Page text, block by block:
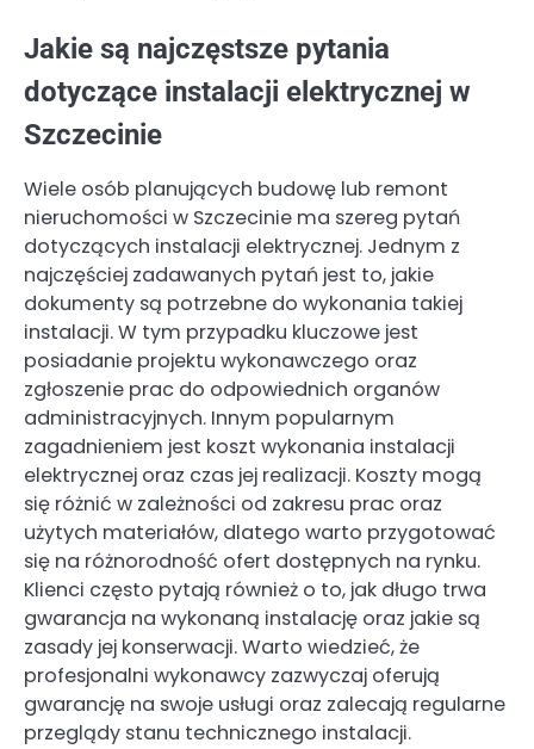
Jakie są najczęstsze pytania
dotyczące instalacji elektrycznej w
Szczecinie
Wiele osób planujących budowę lub remont
nieruchomości w Szczecinie ma szereg pytań
dotyczących instalacji elektrycznej. Jednym z
najczęściej zadawanych pytań jest to, jakie
dokumenty są potrzebne do wykonania takiej
instalacji. W tym przypadku kluczowe jest
posiadanie projektu wykonawczego oraz
zgłoszenie prac do odpowiednich organów
administracyjnych. Innym popularnym
zagadnieniem jest koszt wykonania instalacji
elektrycznej oraz czas jej realizacji. Koszty mogą
się różnić w zależności od zakresu prac oraz
użytych materiałów, dlatego warto przygotować
się na różnorodność ofert dostępnych na rynku.
Klienci często pytają również o to, jak długo trwa
gwarancja na wykonaną instalację oraz jakie są
zasady jej konserwacji. Warto wiedzieć, że
profesjonalni wykonawcy zazwyczaj oferują
gwarancję na swoje usługi oraz zalecają regularne
przeglądy stanu technicznego instalacji.